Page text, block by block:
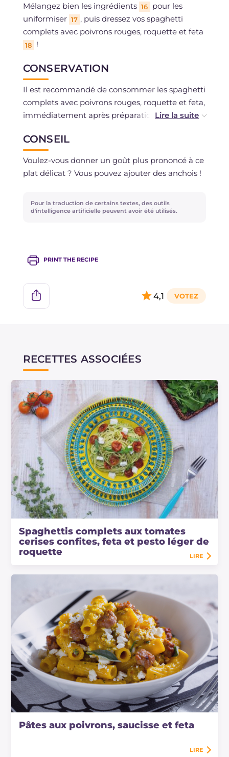
Mélangez bien les ingrédients 16
pour les
uniformiser 17 , puis dressez vos spaghetti
complets avec poivrons rouges, roquette et feta
18 !
CONSERVATION
Il est recommandé de consommer les spaghetti
complets avec poivrons rouges, roquette et feta,
immédiatement après préparation. Ils peuvent
dans un récipient hermétique pendant un
maximum de 2 jours.
Il est déconseillé de congeler.
CONSEIL
Voulez-vous donner un goût plus prononcé à ce
plat délicat ? Vous pouvez ajouter des anchois !
Pour la traduction de certains textes, des outils
d'intelligence artificielle peuvent avoir été utilisés.
PRINT THE RECIPE
4,1
RECETTES ASSOCIÉES
Spaghettis complets aux tomates
cerises confites, feta et pesto léger de
roquette
LIRE
Pâtes aux poivrons, saucisse et feta
LIRE